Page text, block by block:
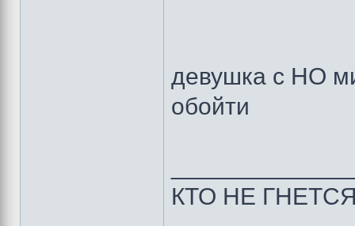
девушка с НО
обойти
КТО НЕ